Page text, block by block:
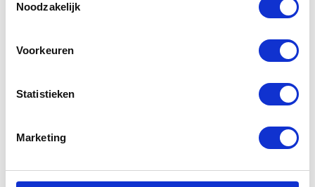
Noodzakelijk
Voorkeuren
Statistieken
Marketing
Mono Fuse
-57%
Bering Active
Boots Ladies